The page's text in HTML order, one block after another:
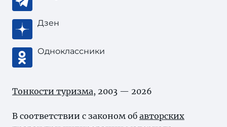
Дзен
Одноклассники
Тонкости туризма, 2003 — 2026
В соответствии с законом об авторских